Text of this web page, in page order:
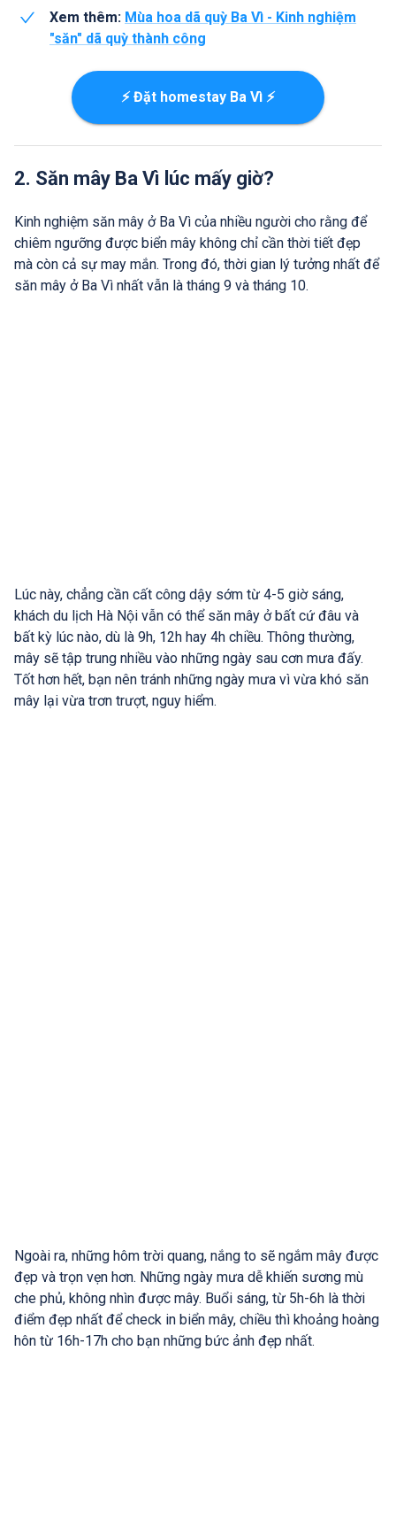
Xem thêm: Mùa hoa dã quỳ Ba Vì - Kinh nghiệm
"săn" dã quỳ thành công
⚡ Đặt homestay Ba Vì ⚡
2. Săn mây Ba Vì lúc mấy giờ?
Kinh nghiệm săn mây ở Ba Vì của nhiều người cho rằng để
chiêm ngưỡng được biển mây không chỉ cần thời tiết đẹp
mà còn cả sự may mắn. Trong đó, thời gian lý tưởng nhất để
săn mây ở Ba Vì nhất vẫn là tháng 9 và tháng 10.
Lúc này, chẳng cần cất công dậy sớm từ 4-5 giờ sáng,
khách du lịch Hà Nội vẫn có thể săn mây ở bất cứ đâu và
bất kỳ lúc nào, dù là 9h, 12h hay 4h chiều. Thông thường,
mây sẽ tập trung nhiều vào những ngày sau cơn mưa đấy.
Tốt hơn hết, bạn nên tránh những ngày mưa vì vừa khó săn
mây lại vừa trơn trượt, nguy hiểm.
Ngoài ra, những hôm trời quang, nắng to sẽ ngắm mây được
đẹp và trọn vẹn hơn. Những ngày mưa dễ khiến sương mù
che phủ, không nhìn được mây. Buổi sáng, từ 5h-6h là thời
điểm đẹp nhất để check in biển mây, chiều thì khoảng hoàng
hôn từ 16h-17h cho bạn những bức ảnh đẹp nhất.